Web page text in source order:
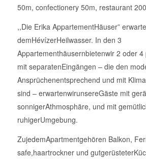
50m, confectionery 50m, restaurant
,,Die Erika AppartementHäuser”
demHévízerHeilwasser. In den 3
Appartementhäusernbietenwir 2 oder
mit separatenEingängen – die den
Ansprüchenentsprechend und mit
sind – erwartenwirunsereGäste mit
sonnigerAthmosphäre, und mit
ruhigerUmgebung.
ZujedemApartmentgehören Balkon,
safe,haartrockner und